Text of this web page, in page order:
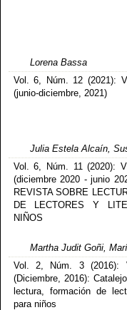
Lorena Bassa
Vol. 6, Núm. 12 (2021):
(junio-diciembre, 2021)
Julia Estela Alcaín,
Vol. 6, Núm. 11 (2020):
(diciembre 2020 - junio
REVISTA SOBRE
DE LECTORES Y
NIÑOS
Martha Judit Goñi,
Vol. 2, Núm. 3 (2016):
(Diciembre, 2016):
lectura, formación de
para niños